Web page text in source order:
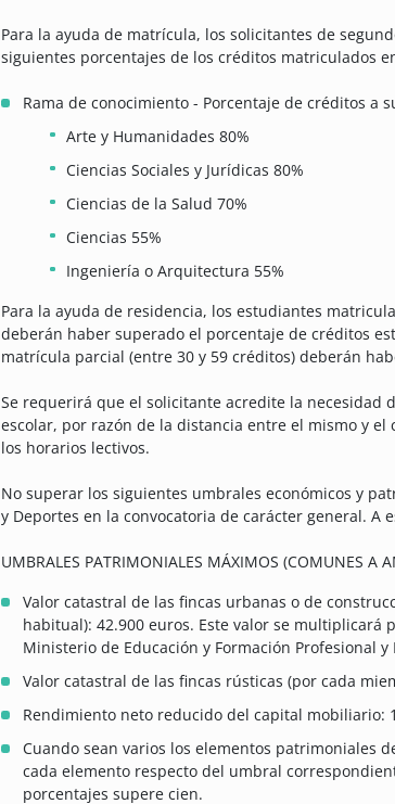
Para la ayuda de matrícula, los solicitantes de
siguientes porcentajes de los créditos matriculados
Rama de conocimiento - Porcentaje de créditos a
Arte y Humanidades 80%
Ciencias Sociales y Jurídicas 80%
Ciencias de la Salud 70%
Ciencias 55%
Ingeniería o Arquitectura 55%
Para la ayuda de residencia, los estudiantes
deberán haber superado el porcentaje de créditos
matrícula parcial (entre 30 y 59 créditos) deberán
Se requerirá que el solicitante acredite la
escolar, por razón de la distancia entre el mismo y
los horarios lectivos.
No superar los siguientes umbrales económicos y
y Deportes en la convocatoria de carácter general. A
UMBRALES PATRIMONIALES MÁXIMOS (COMUNES A
Valor catastral de las fincas urbanas o de
habitual): 42.900 euros. Este valor se multiplicará
Ministerio de Educación y Formación Profesional
Valor catastral de las fincas rústicas (por cada
Rendimiento neto reducido del capital mobiliario:
Cuando sean varios los elementos patrimoniales
cada elemento respecto del umbral
porcentajes supere cien.